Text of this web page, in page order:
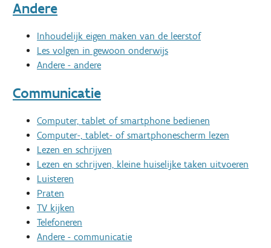
Andere
Inhoudelijk eigen maken van de leerstof
Les volgen in gewoon onderwijs
Andere - andere
Communicatie
Computer, tablet of smartphone bedienen
Computer-, tablet- of smartphonescherm lezen
Lezen en schrijven
Lezen en schrijven, kleine huiselijke taken uitvoeren
Luisteren
Praten
TV kijken
Telefoneren
Andere - communicatie